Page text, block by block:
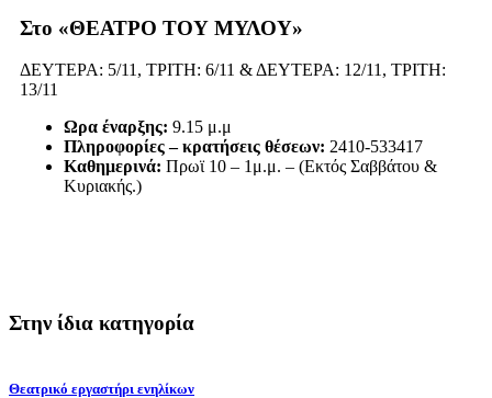
Στο «ΘΕΑΤΡΟ ΤΟΥ ΜΥΛΟΥ»
ΔΕΥΤΕΡΑ: 5/11, ΤΡΙΤΗ: 6/11 & ΔΕΥΤΕΡΑ: 12/11, ΤΡΙΤΗ:
13/11
Ωρα έναρξης: 9.15 μ.μ
Πληροφορίες – κρατήσεις θέσεων: 2410-533417
Καθημερινά: Πρωϊ 10 – 1μ.μ. – (Εκτός Σαββάτου &
Κυριακής.)
Στην ίδια κατηγορία
Θεατρικό εργαστήρι ενηλίκων